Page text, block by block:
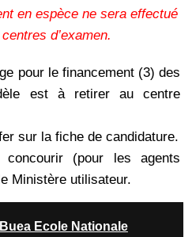
en espèce ne sera effectué
d’examen.
pour le financement (3) des
est à retirer au centre
sur la fiche de candidature.
concourir (pour les agents
Ministère utilisateur.
Ecole Nationale